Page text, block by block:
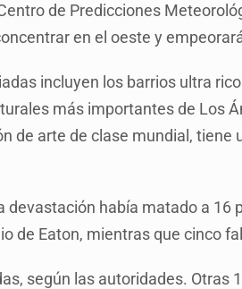
de Predicciones
en el oeste y
incluyen los barrios ultra
más importantes de Los
de arte de clase mundial, tiene
devastación había matado a 16
de Eaton, mientras que cinco
según las autoridades. Otras